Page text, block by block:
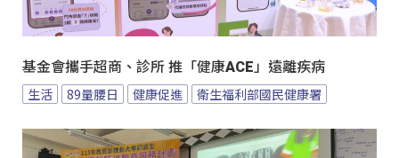
基金會攜手超商、診所 推「健康ACE」遠離疾病
生活 89量腰日 健康促進 衛生福利部國民健康署